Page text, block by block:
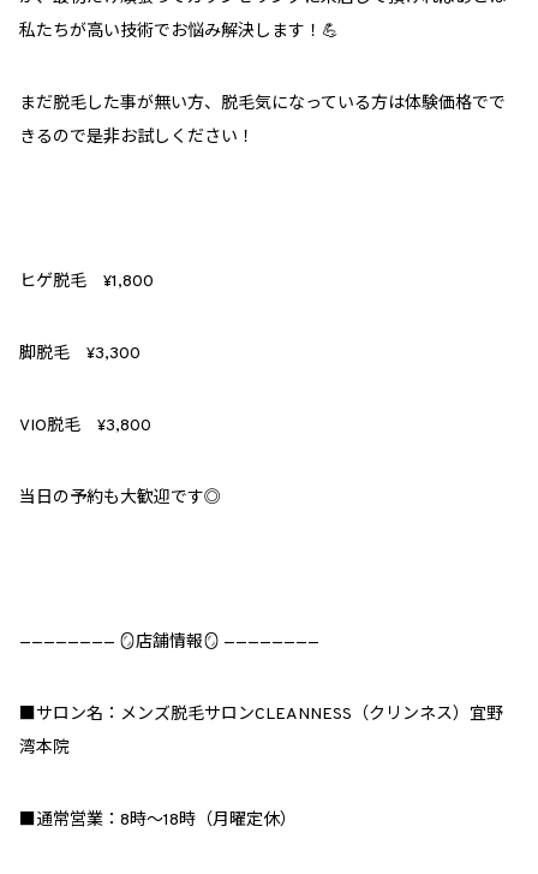
私たちが高い技術でお悩み解決します！💪
まだ脱毛した事が無い方、脱毛気になっている方は体験価格でで
きるので是非お試しください！
ヒゲ脱毛 ¥1,800
脚脱毛 ¥3,300
VIO脱毛 ¥3,800
当日の予約も大歓迎です◎
———————— 🪞店舗情報🪞 ————————
■サロン名：メンズ脱毛サロンCLEANNESS（クリンネス）宜野
湾本院
■通常営業：8時～18時（月曜定休）